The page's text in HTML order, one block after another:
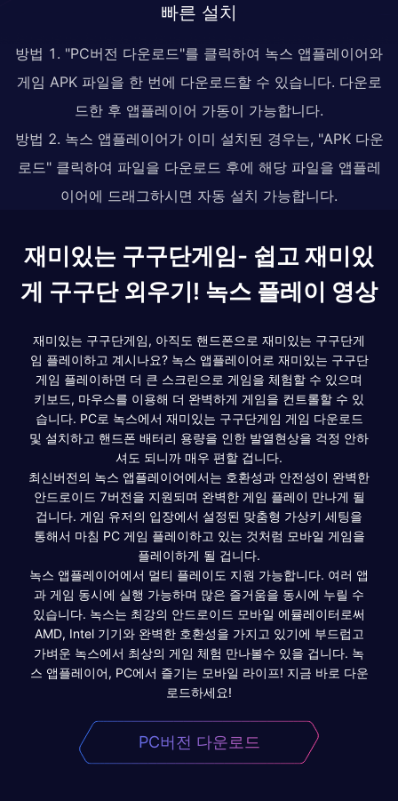
빠른 설치
방법 1. "PC버전 다운로드"를 클릭하여 녹스 앱플레이어와
게임 APK 파일을 한 번에 다운로드할 수 있습니다. 다운로
드한 후 앱플레이어 가동이 가능합니다.
방법 2. 녹스 앱플레이어가 이미 설치된 경우는, "APK 다운
로드" 클릭하여 파일을 다운로드 후에 해당 파일을 앱플레
이어에 드래그하시면 자동 설치 가능합니다.
재미있는 구구단게임- 쉽고 재미있
게 구구단 외우기! 녹스 플레이 영상
재미있는 구구단게임, 아직도 핸드폰으로 재미있는 구구단게
임 플레이하고 계시나요? 녹스 앱플레이어로 재미있는 구구단
게임 플레이하면 더 큰 스크린으로 게임을 체험할 수 있으며
키보드, 마우스를 이용해 더 완벽하게 게임을 컨트롤할 수 있
습니다. PC로 녹스에서 재미있는 구구단게임 게임 다운로드
및 설치하고 핸드폰 배터리 용량을 인한 발열현상을 걱정 안하
셔도 되니까 매우 편할 겁니다.
최신버전의 녹스 앱플레이어에서는 호환성과 안전성이 완벽한
안드로이드 7버전을 지원되며 완벽한 게임 플레이 만나게 될
겁니다. 게임 유저의 입장에서 설정된 맞춤형 가상키 세팅을
통해서 마침 PC 게임 플레이하고 있는 것처럼 모바일 게임을
플레이하게 될 겁니다.
녹스 앱플레이어에서 멀티 플레이도 지원 가능합니다. 여러 앱
과 게임 동시에 실행 가능하며 많은 즐거움을 동시에 누릴 수
있습니다. 녹스는 최강의 안드로이드 모바일 에뮬레이터로써
AMD, Intel 기기와 완벽한 호환성을 가지고 있기에 부드럽고
가벼운 녹스에서 최상의 게임 체험 만나볼수 있을 겁니다. 녹
스 앱플레이어, PC에서 즐기는 모바일 라이프! 지금 바로 다운
로드하세요!
PC버전 다운로드